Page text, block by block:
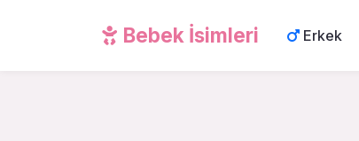
Bebek İsimleri Erkek